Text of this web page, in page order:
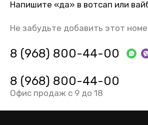
Напишите «да» в вотсап или
Не забудьте добавить этот
8 (968) 800-44-00
8 (968) 800-44-00
Офис продаж с 9 до 18